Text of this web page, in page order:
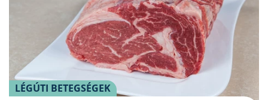
ORVOSKERESŐ
LÉGÚTI BETEGSÉGEK